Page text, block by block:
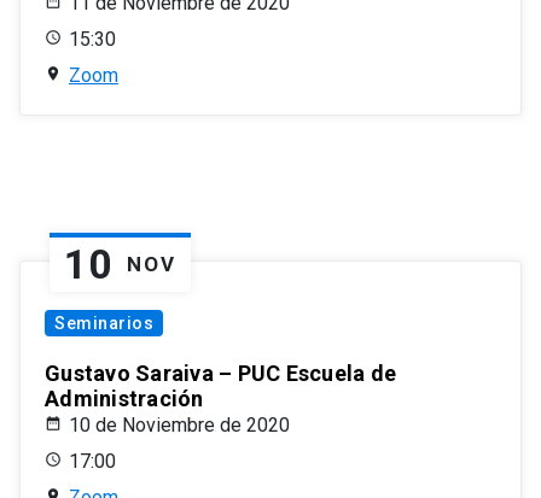
15:30
Zoom
10 NOV
Seminarios
Gustavo Saraiva – PUC Escuela de
Administración
10 de Noviembre de 2020
17:00